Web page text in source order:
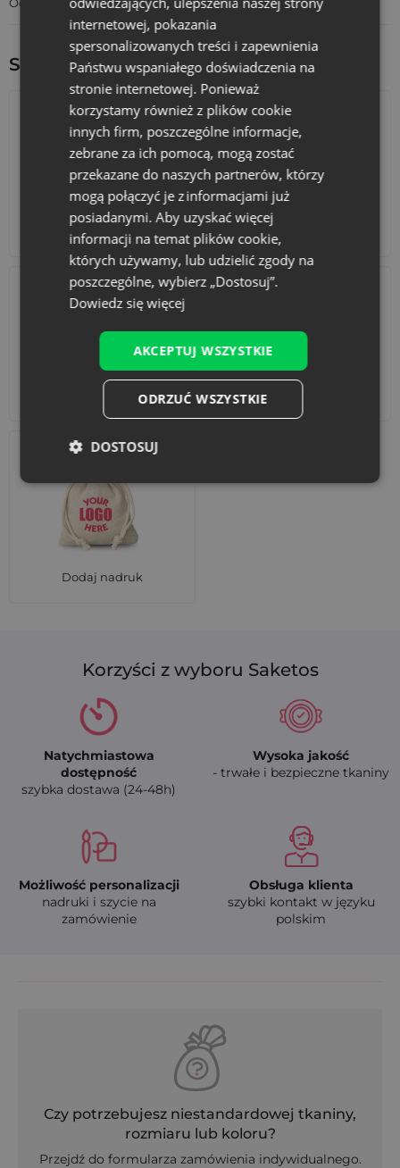
Odpowiedzialność za produkt
Sprawdź inne ciekawe produkty:
Kalendarze adwentowe Torby bawełniane
Akcesoria i dekoracje
Dodaj nadruk
Korzyści z wyboru Saketos
Natychmiastowa
dostępność
szybka dostawa (24-48h)
Wysoka jakość
- trwałe i bezpieczne tkaniny
Możliwość personalizacji
nadruki i szycie na
zamówienie
Obsługa klienta
szybki kontakt w języku
polskim
Czy potrzebujesz niestandardowej tkaniny,
rozmiaru lub koloru?
Przejdź do formularza zamówienia indywidualnego.
internetowej, pokazania
spersonalizowanych treści i zapewnienia
Państwu wspaniałego doświadczenia na
stronie internetowej. Ponieważ
korzystamy również z plików cookie
innych firm, poszczególne informacje,
zebrane za ich pomocą, mogą zostać
przekazane do naszych partnerów, którzy
mogą połączyć je z informacjami już
posiadanymi. Aby uzyskać więcej
informacji na temat plików cookie,
których używamy, lub udzielić zgody na
poszczególne, wybierz „Dostosuj”.
Dowiedz się więcej
AKCEPTUJ WSZYSTKIE
ODRZUĆ WSZYSTKIE
DOSTOSUJ